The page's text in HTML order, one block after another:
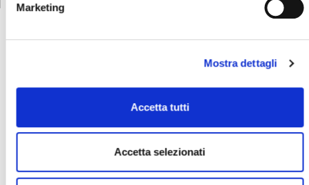
Marketing
Mostra dettagli
Accetta tutti
Accetta selezionati
Dalla famiglia delle
lavorazioni materiali